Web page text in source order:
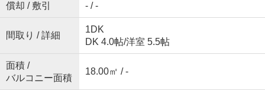
償却 / 敷引 - / -
間取り / 詳細
1DK
DK 4.0帖/洋室 5.5帖
面積 /
バルコニー面積
18.00㎡ / -